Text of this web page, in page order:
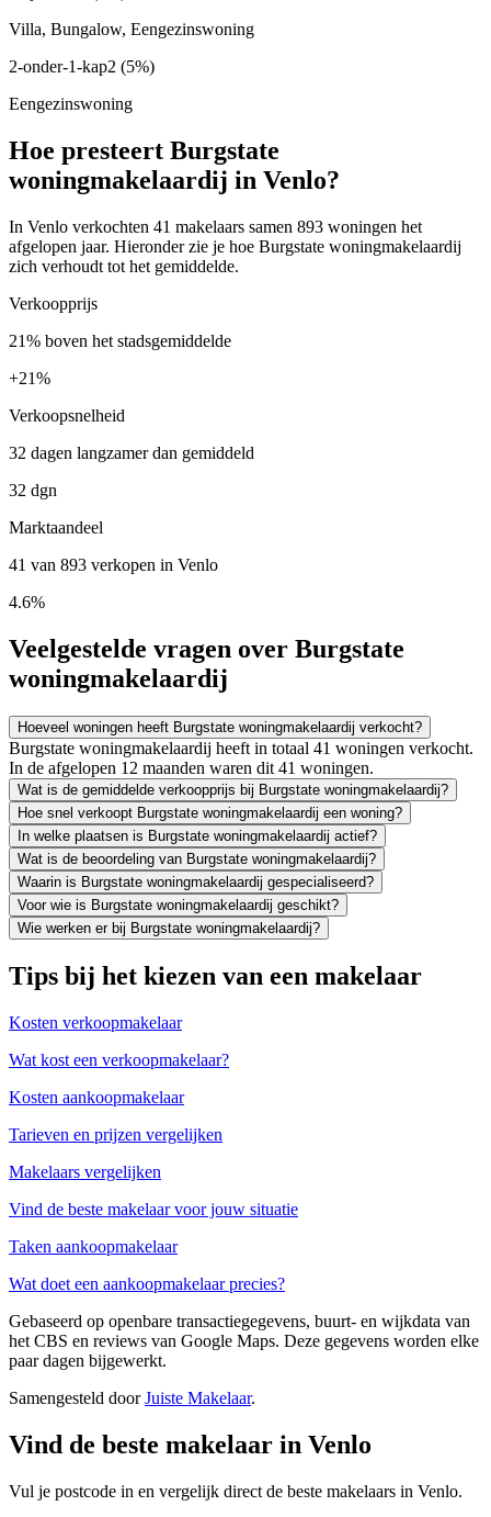
Villa, Bungalow, Eengezinswoning
2-onder-1-kap2 (5%)
Eengezinswoning
Hoe presteert Burgstate
woningmakelaardij in Venlo?
In Venlo verkochten 41 makelaars samen 893 woningen het
afgelopen jaar. Hieronder zie je hoe Burgstate woningmakelaardij
zich verhoudt tot het gemiddelde.
Verkoopprijs
21% boven het stadsgemiddelde
+21%
Verkoopsnelheid
32 dagen langzamer dan gemiddeld
32 dgn
Marktaandeel
41 van 893 verkopen in Venlo
4.6%
Veelgestelde vragen over Burgstate
woningmakelaardij
Hoeveel woningen heeft Burgstate woningmakelaardij verkocht?
Burgstate woningmakelaardij heeft in totaal 41 woningen verkocht.
In de afgelopen 12 maanden waren dit 41 woningen.
Wat is de gemiddelde verkoopprijs bij Burgstate woningmakelaardij?
Hoe snel verkoopt Burgstate woningmakelaardij een woning?
In welke plaatsen is Burgstate woningmakelaardij actief?
Wat is de beoordeling van Burgstate woningmakelaardij?
Waarin is Burgstate woningmakelaardij gespecialiseerd?
Voor wie is Burgstate woningmakelaardij geschikt?
Wie werken er bij Burgstate woningmakelaardij?
Tips bij het kiezen van een makelaar
Kosten verkoopmakelaar
Wat kost een verkoopmakelaar?
Kosten aankoopmakelaar
Tarieven en prijzen vergelijken
Makelaars vergelijken
Vind de beste makelaar voor jouw situatie
Taken aankoopmakelaar
Wat doet een aankoopmakelaar precies?
Gebaseerd op openbare transactiegegevens, buurt- en wijkdata van
het CBS en reviews van Google Maps. Deze gegevens worden elke
paar dagen bijgewerkt.
Samengesteld doorJuiste Makelaar.
Vind de beste makelaar in Venlo
Vul je postcode in en vergelijk direct de beste makelaars in Venlo.